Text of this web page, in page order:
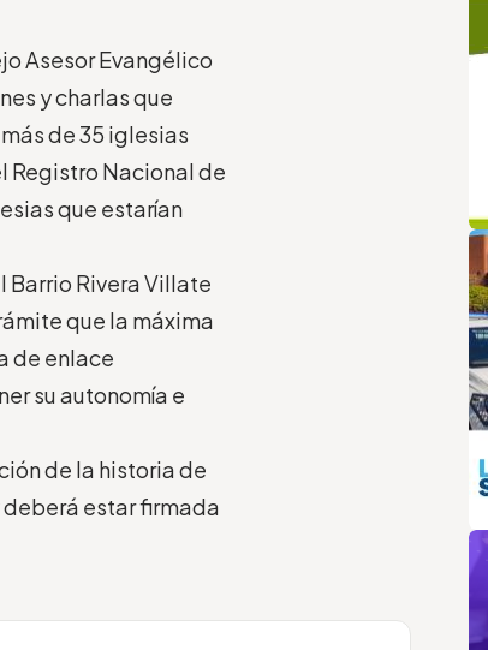
Asesor Evangélico
y charlas que
de 35 iglesias
Registro Nacional de
que estarían
Barrio Rivera Villate
que la máxima
de enlace
su autonomía e
de la historia de
estar firmada